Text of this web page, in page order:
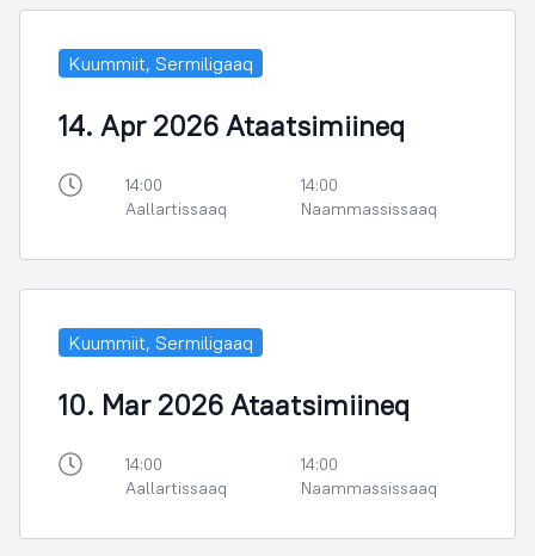
Kuummiit, Sermiligaaq
14. Apr 2026 Ataatsimiineq
14:00
Aallartissaaq
14:00
Naammassissaaq
Kuummiit, Sermiligaaq
10. Mar 2026 Ataatsimiineq
14:00
Aallartissaaq
14:00
Naammassissaaq